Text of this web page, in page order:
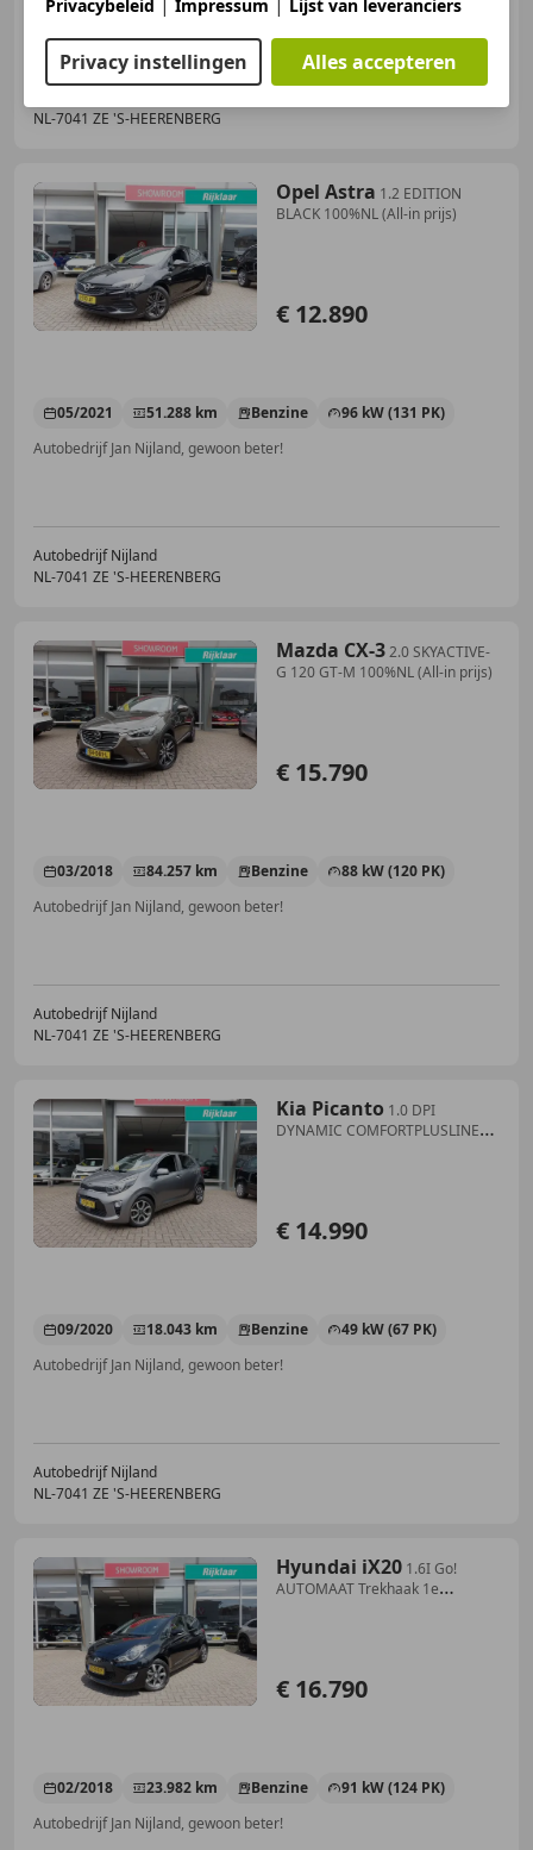
NL-7041 ZE 'S-HEERENBERG
Opel Astra 1.2 EDITION
BLACK 100%NL (All-in prijs)
€ 12.890
05/2021 51.288 km Benzine
96 kW (131 PK)
Autobedrijf Jan Nijland, gewoon beter!
Autobedrijf Nijland
NL-7041 ZE 'S-HEERENBERG
Mazda CX-32.0 SKYACTIVE-
G 120 GT-M 100%NL (All-in prijs)
€ 15.790
03/2018 84.257 km Benzine
88 kW (120 PK)
Autobedrijf Jan Nijland, gewoon beter!
Autobedrijf Nijland
NL-7041 ZE 'S-HEERENBERG
Kia Picanto 1.0 DPI
DYNAMIC COMFORTPLUSLINE
€ 14.990
09/2020 18.043 km Benzine
49 kW (67 PK)
Autobedrijf Jan Nijland, gewoon beter!
Autobedrijf Nijland
NL-7041 ZE 'S-HEERENBERG
Hyundai iX20 1.6I Go!
AUTOMAAT Trekhaak 1e
€ 16.790
02/2018 23.982 km Benzine
91 kW (124 PK)
Autobedrijf Jan Nijland, gewoon beter!
Privacybeleid Impressum Lijst van leveranciers
Privacy instellingen Alles accepteren